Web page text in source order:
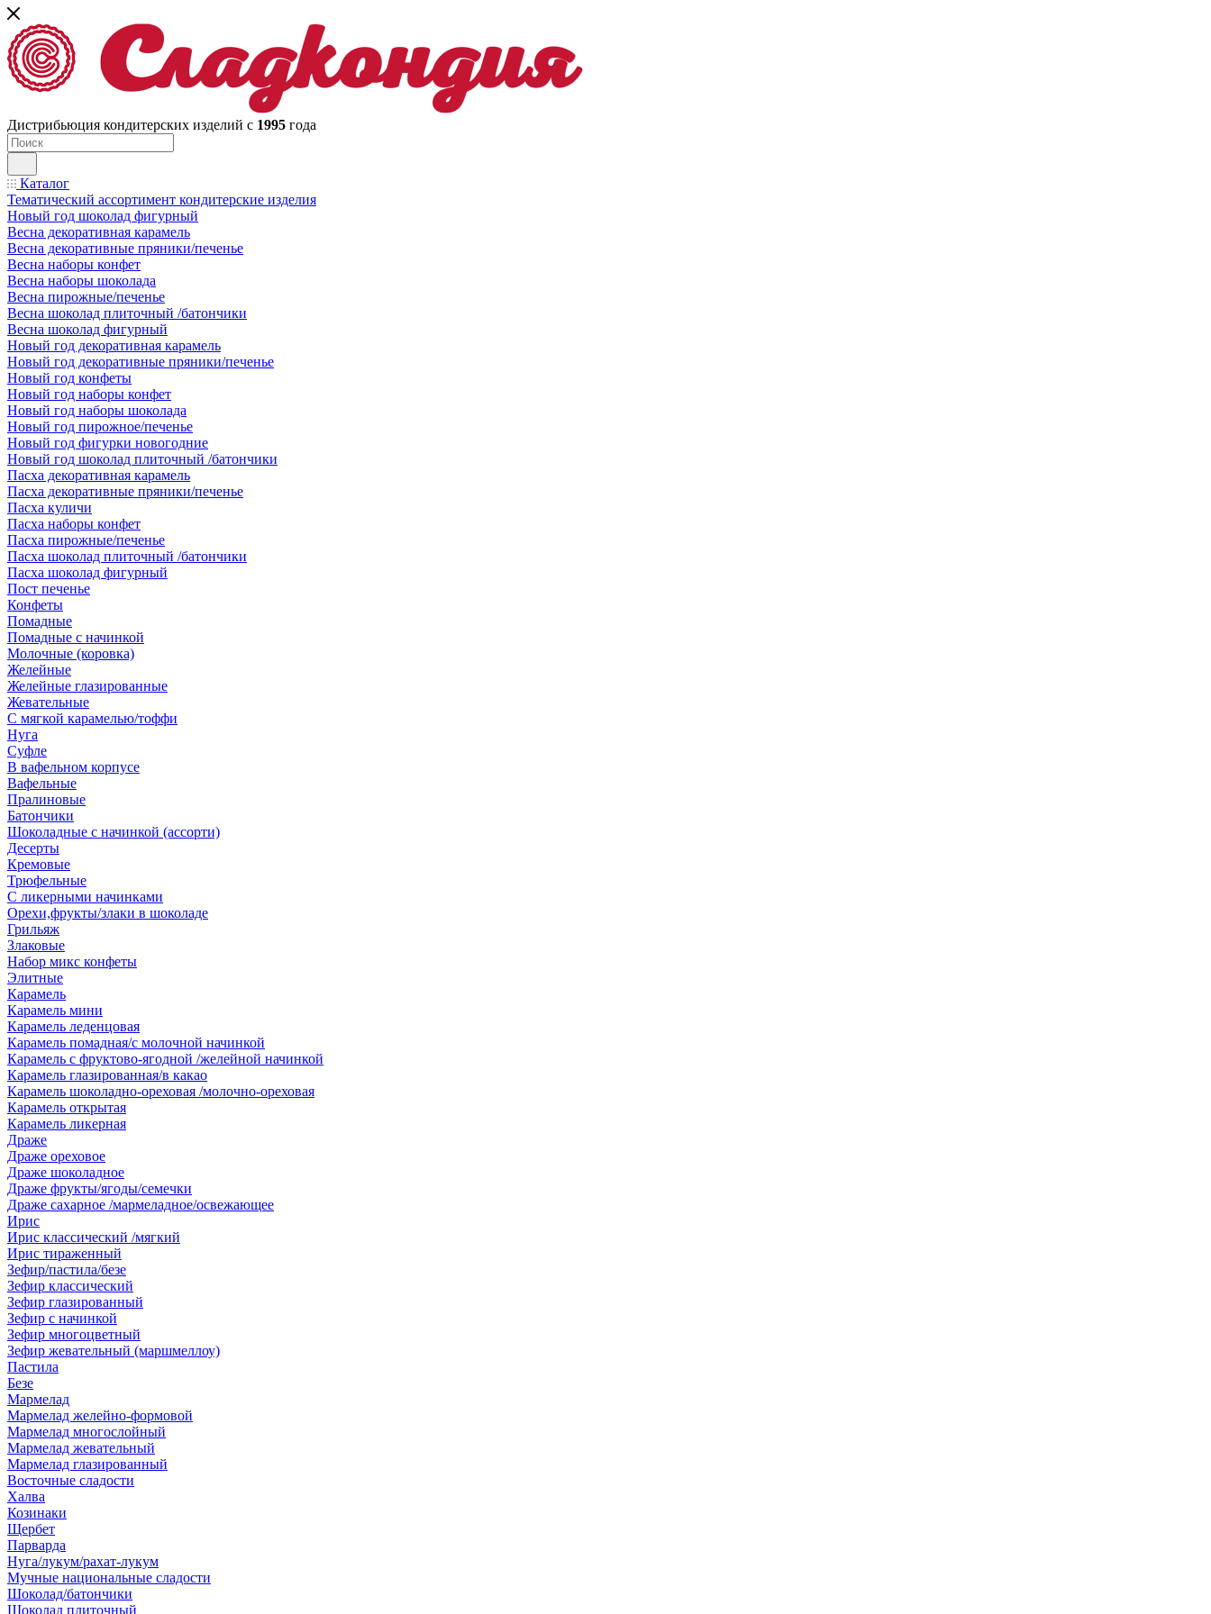
Дистрибьюция кондитерских изделий с 1995 года
Каталог
Тематический ассортимент кондитерские изделия
Новый год шоколад фигурный
Весна декоративная карамель
Весна декоративные пряники/печенье
Весна наборы конфет
Весна наборы шоколада
Весна пирожные/печенье
Весна шоколад плиточный /батончики
Весна шоколад фигурный
Новый год декоративная карамель
Новый год декоративные пряники/печенье
Новый год конфеты
Новый год наборы конфет
Новый год наборы шоколада
Новый год пирожное/печенье
Новый год фигурки новогодние
Новый год шоколад плиточный /батончики
Пасха декоративная карамель
Пасха декоративные пряники/печенье
Пасха куличи
Пасха наборы конфет
Пасха пирожные/печенье
Пасха шоколад плиточный /батончики
Пасха шоколад фигурный
Пост печенье
Конфеты
Помадные
Помадные с начинкой
Молочные (коровка)
Желейные
Желейные глазированные
Жевательные
С мягкой карамелью/тоффи
Нуга
Суфле
В вафельном корпусе
Вафельные
Пралиновые
Батончики
Шоколадные с начинкой (ассорти)
Десерты
Кремовые
Трюфельные
С ликерными начинками
Орехи,фрукты/злаки в шоколаде
Грильяж
Злаковые
Набор микс конфеты
Элитные
Карамель
Карамель мини
Карамель леденцовая
Карамель помадная/с молочной начинкой
Карамель с фруктово-ягодной /желейной начинкой
Карамель глазированная/в какао
Карамель шоколадно-ореховая /молочно-ореховая
Карамель открытая
Карамель ликерная
Драже
Драже ореховое
Драже шоколадное
Драже фрукты/ягоды/семечки
Драже сахарное /мармеладное/освежающее
Ирис
Ирис классический /мягкий
Ирис тираженный
Зефир/пастила/безе
Зефир классический
Зефир глазированный
Зефир с начинкой
Зефир многоцветный
Зефир жевательный (маршмеллоу)
Пастила
Безе
Мармелад
Мармелад желейно-формовой
Мармелад многослойный
Мармелад жевательный
Мармелад глазированный
Восточные сладости
Халва
Козинаки
Щербет
Парварда
Нуга/лукум/рахат-лукум
Мучные национальные сладости
Шоколад/батончики
Шоколад плиточный